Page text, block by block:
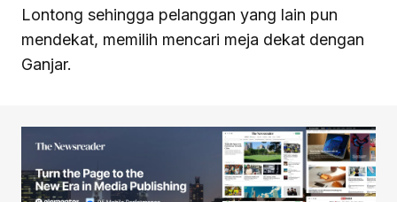
Lontong sehingga pelanggan yang lain pun
mendekat, memilih mencari meja dekat dengan
Ganjar.